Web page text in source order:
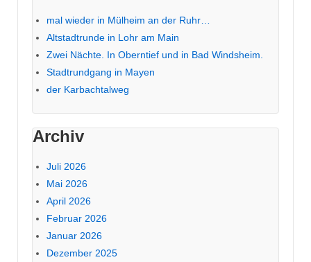
mal wieder in Mülheim an der Ruhr…
Altstadtrunde in Lohr am Main
Zwei Nächte. In Oberntief und in Bad Windsheim.
Stadtrundgang in Mayen
der Karbachtalweg
Archiv
Juli 2026
Mai 2026
April 2026
Februar 2026
Januar 2026
Dezember 2025